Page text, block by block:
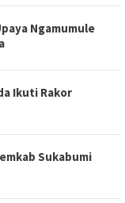
Ngamumule
Ikuti Rakor
Sukabumi